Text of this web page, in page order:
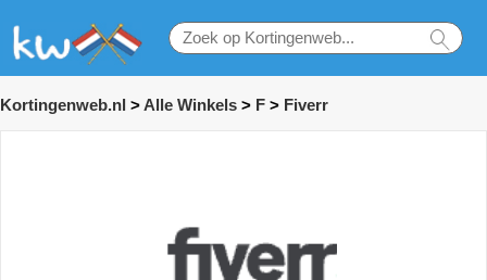
Kortingenweb.nl > Alle Winkels > F > Fiverr